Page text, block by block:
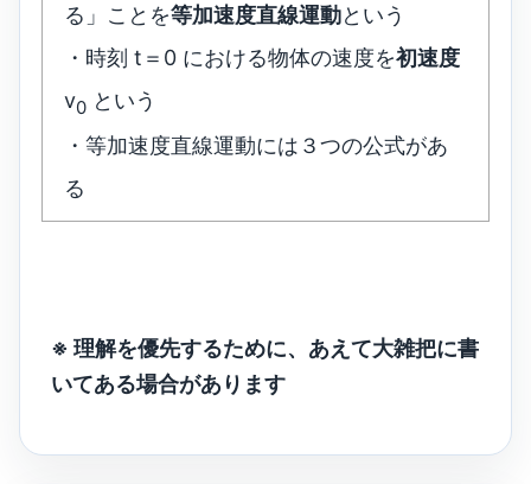
る」ことを等加速度直線運動という
・時刻 t＝0 における物体の速度を初速度
v0 という
・等加速度直線運動には３つの公式があ
る
※ 理解を優先するために、あえて大雑把に書
いてある場合があります